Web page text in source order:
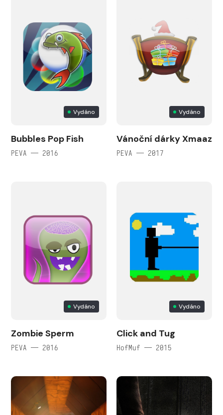
Vydáno
Bubbles Pop Fish
PEVA — 2016
Vydáno
Vánoční dárky Xmaaz
PEVA — 2017
Vydáno
Zombie Sperm
PEVA — 2016
Vydáno
Click and Tug
HofMuf — 2015